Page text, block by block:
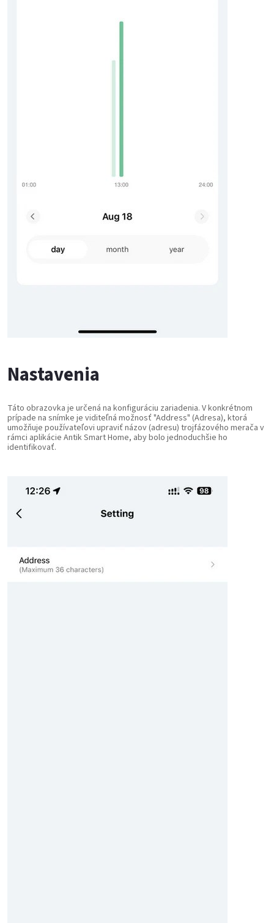
Nastavenia
Táto obrazovka je určená na konfiguráciu zariadenia. V konkrétnom
prípade na snímke je viditeľná možnosť "Address" (Adresa), ktorá
umožňuje používateľovi upraviť názov (adresu) trojfázového merača v
rámci aplikácie Antik Smart Home, aby bolo jednoduchšie ho
identifikovať.